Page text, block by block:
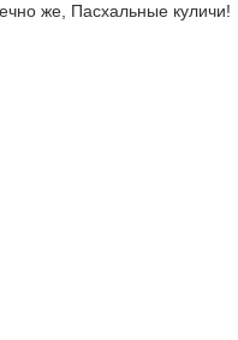
же, Пасхальные куличи!